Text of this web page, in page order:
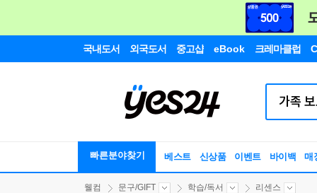
국내도서 외국도서 중고샵 eBook 크레마클럽
빠른분야찾기 베스트 신상품 이벤트 바이백 매
웰컴 문구/GIFT 학습/독서 리센스